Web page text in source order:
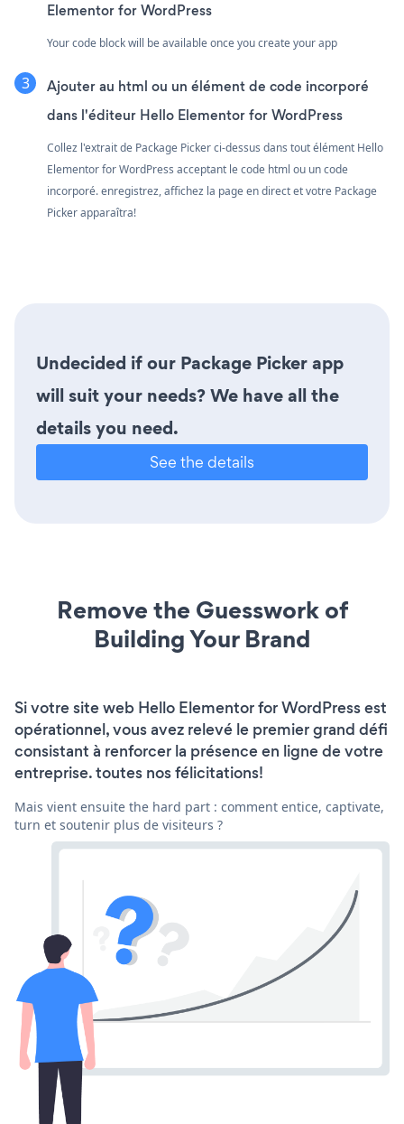
Elementor for WordPress
Your code block will be available once you create your app
Ajouter au html ou un élément de code incorporé
dans l'éditeur Hello Elementor for WordPress
Collez l'extrait de Package Picker ci-dessus dans tout élément Hello
Elementor for WordPress acceptant le code html ou un code
incorporé. enregistrez, affichez la page en direct et votre Package
Picker apparaîtra!
Undecided if our Package Picker app
will suit your needs? We have all the
details you need.
See the details
Remove the Guesswork of
Building Your Brand
Si votre site web Hello Elementor for WordPress est
opérationnel, vous avez relevé le premier grand défi
consistant à renforcer la présence en ligne de votre
entreprise. toutes nos félicitations!
Mais vient ensuite the hard part : comment entice, captivate,
turn et soutenir plus de visiteurs ?